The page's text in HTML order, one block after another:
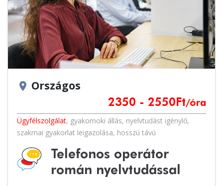
location_on Országos
2350 - 2550 Ft/óra
Ügyfélszolgálat, gyakornoki állás, nyelvtudást igénylő,
szakmai gyakorlat leigazolása, hosszú távú
Telefonos operátor
román nyelvtudással